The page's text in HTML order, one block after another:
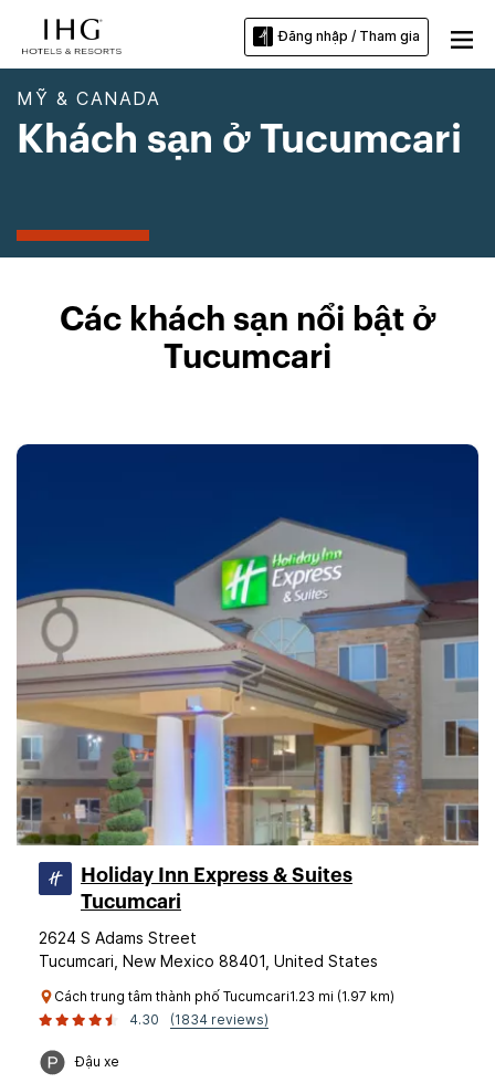
Đăng nhập / Tham gia
MỸ & CANADA
Khách sạn ở Tucumcari
Các khách sạn nổi bật ở
Tucumcari
Holiday Inn Express & Suites
Tucumcari
2624 S Adams Street
Tucumcari, New Mexico 88401, United States
Cách trung tâm thành phố Tucumcari1.23 mi (1.97 km)
4.30
(1834 reviews)
Đậu xe